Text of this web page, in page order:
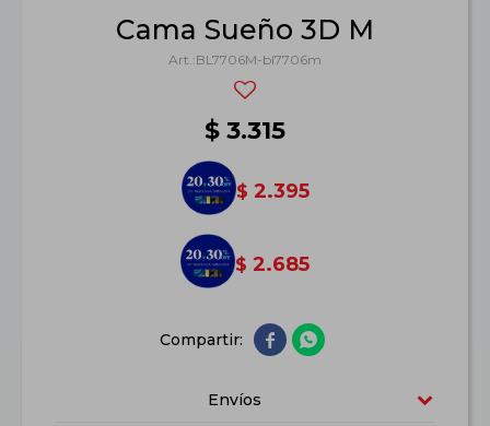
Cama Sueño 3D M
BL7706M-bl7706m
$ 3.315
$ 2.395
$ 2.685
 
Envíos